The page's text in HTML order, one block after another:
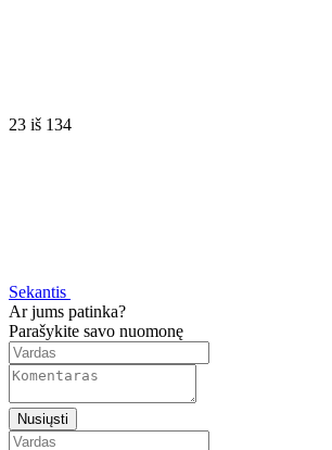
23 iš 134
Sekantis
Ar jums patinka?
Parašykite savo nuomonę
Nusiųsti